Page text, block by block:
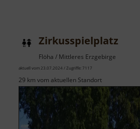
Zirkusspielplatz
Flöha / Mittleres Erzgebirge
aktuell vom 23.07.2024 / Zugriffe: 7117
29 km vom aktuellen Standort